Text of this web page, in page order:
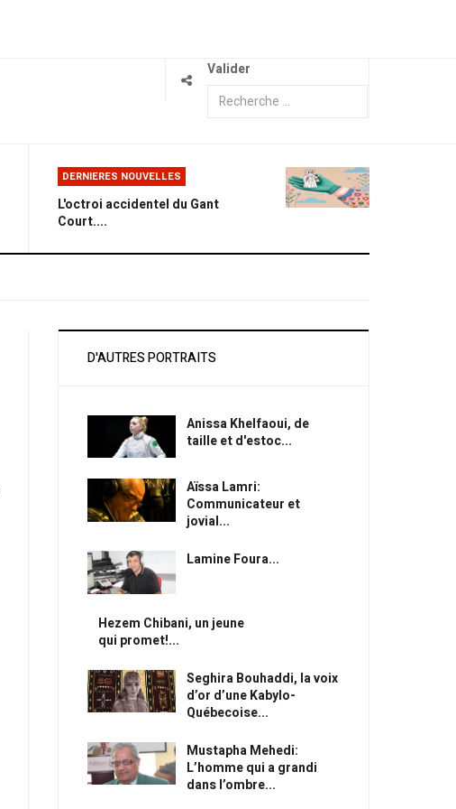
Valider
DERNIERES NOUVELLES
L'octroi accidentel du Gant
Court....
D'AUTRES PORTRAITS
Anissa Khelfaoui, de
taille et d'estoc...
Aïssa Lamri:
Communicateur et
jovial...
Lamine Foura...
Hezem Chibani, un jeune
qui promet!...
Seghira Bouhaddi, la voix
d’or d’une Kabylo-
Québecoise...
Mustapha Mehedi:
L’homme qui a grandi
dans l’ombre...